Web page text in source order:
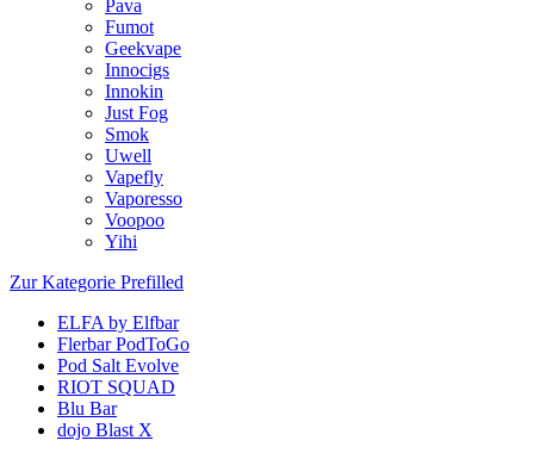
Pava
Fumot
Geekvape
Innocigs
Innokin
Just Fog
Smok
Uwell
Vapefly
Vaporesso
Voopoo
Yihi
Zur Kategorie Prefilled
ELFA by Elfbar
Flerbar PodToGo
Pod Salt Evolve
RIOT SQUAD
Blu Bar
dojo Blast X